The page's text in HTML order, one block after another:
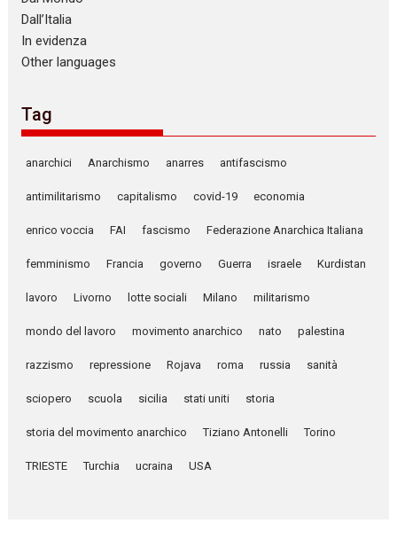
Dall’Italia
In evidenza
Other languages
Tag
anarchici Anarchismo anarres antifascismo
antimilitarismo capitalismo covid-19 economia
enrico voccia FAI fascismo Federazione Anarchica Italiana
femminismo Francia governo Guerra israele Kurdistan
lavoro Livorno lotte sociali Milano militarismo
mondo del lavoro movimento anarchico nato palestina
razzismo repressione Rojava roma russia sanità
sciopero scuola sicilia stati uniti storia
storia del movimento anarchico Tiziano Antonelli Torino
TRIESTE Turchia ucraina USA